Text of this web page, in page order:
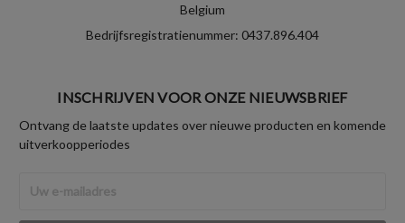
Belgium
Bedrijfsregistratienummer: 0437.896.404
INSCHRIJVEN VOOR ONZE NIEUWSBRIEF
Ontvang de laatste updates over nieuwe producten en komende
uitverkoopperiodes
mailadres